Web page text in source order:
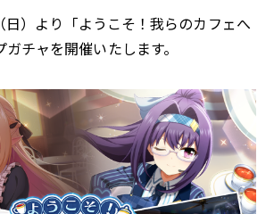
）より「ようこそ！我らのカフェへ
チャを開催いたします。